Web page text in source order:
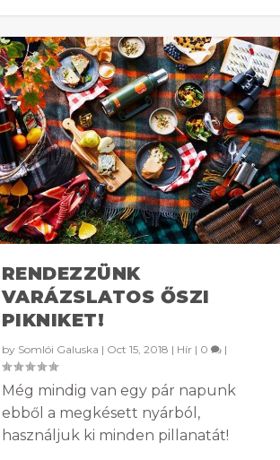
RENDEZZÜNK
VARÁZSLATOS ŐSZI
PIKNIKET!
by Somlói Galuska | Oct 15, 2018 | Hír| 0 |
Még mindig van egy pár napunk
ebből a megkésett nyárból,
használjuk ki minden pillanatát!